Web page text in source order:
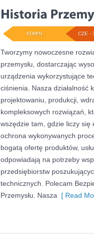
CZE -
ADMIN
Tworzymy nowoczesne
przemysłu, dostarczając
urządzenia wykorzystujące
ciśnienia. Nasza działalność
projektowaniu, produkcji,
kompleksowych rozwiązań,
wszędzie tam, gdzie liczy
ochrona wykonywanych
bogatą ofertę produktów,
odpowiadają na potrzeby
przedsiębiorstw
technicznych. Polecam
Przemysłu. Nasza [ Read